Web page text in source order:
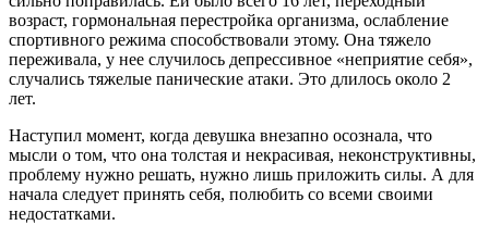
возраст, гормональная перестройка организма, ослабление
спортивного режима способствовали этому. Она тяжело
переживала, у нее случилось депрессивное «неприятие себя»,
случались тяжелые панические атаки. Это длилось около 2
лет.
Наступил момент, когда девушка внезапно осознала, что
мысли о том, что она толстая и некрасивая, неконструктивны,
проблему нужно решать, нужно лишь приложить силы. А для
начала следует принять себя, полюбить со всеми своими
недостатками.